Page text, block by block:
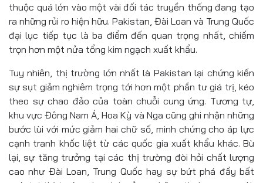
thuộc quá lớn vào một vài đối tác truyền thống đang tạo
ra những rủi ro hiện hữu. Pakistan, Đài Loan và Trung Quốc
đại lục tiếp tục là ba điểm đến quan trọng nhất, chiếm
trọn hơn một nửa tổng kim ngạch xuất khẩu.
Tuy nhiên, thị trường lớn nhất là Pakistan lại chứng kiến
sự sụt giảm nghiêm trọng tới hơn một phần tư giá trị, kéo
theo sự chao đảo của toàn chuỗi cung ứng. Tương tự,
khu vực Đông Nam Á, Hoa Kỳ và Nga cũng ghi nhận những
bước lùi với mức giảm hai chữ số, minh chứng cho áp lực
cạnh tranh khốc liệt từ các quốc gia xuất khẩu khác. Bù
lại, sự tăng trưởng tại các thị trường đòi hỏi chất lượng
cao như Đài Loan, Trung Quốc hay sự bứt phá đầy bất